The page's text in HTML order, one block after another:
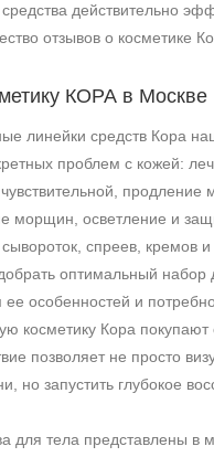
действительно
отзывов о косметике
КОРА в Москве
линейки средств Кора
проблем с кожей:
продление
морщин, осветление и
спреев, кремов и
оптимальный набор
ее особенностей и
косметику Кора покупают
позволяет не просто
но запустить глубокое
для тела представлены в